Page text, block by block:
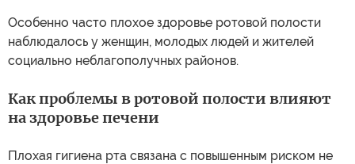
Особенно часто плохое здоровье ротовой полости
наблюдалось у женщин, молодых людей и жителей
социально неблагополучных районов.
Как проблемы в ротовой полости влияют
на здоровье печени
Плохая гигиена рта связана с повышенным риском не